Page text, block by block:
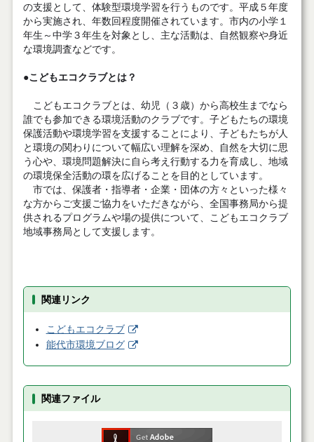
の支援として、体験型環境学習を行うものです。平成５年度
から実施され、年数回程度開催されています。市内の小学１
年生～中学３年生を対象とし、主な活動は、自然観察や身近
な環境調査などです。
●こどもエコクラブとは？
こどもエコクラブとは、幼児（３歳）から高校生までなら
誰でも参加できる環境活動のクラブです。子どもたちの環境
保護活動や環境学習を支援することにより、子どもたちが人
と環境の関わりについて幅広い理解を深め、自然を大切に思
う心や、環境問題解決に自ら考え行動する力を育成し、地域
の環境保全活動の環を広げることを目的としています。
市では、保護者・指導者・企業・団体の方々といった様々
な方からご支援ご協力をいただきながら、全国事務局から提
供されるプログラムや場の提供について、こどもエコクラブ
地域事務局として支援します。
関連リンク
こどもエコクラブ
能代市環境ブログ
関連ファイル